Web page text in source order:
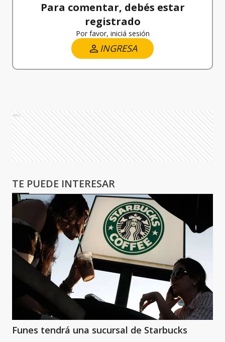
Para comentar, debés estar
registrado
Por favor, iniciá sesión
INGRESA
Ads
TE PUEDE INTERESAR
Funes tendrá una sucursal de Starbucks